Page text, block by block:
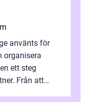
använts för
organisera
ett steg
Från att